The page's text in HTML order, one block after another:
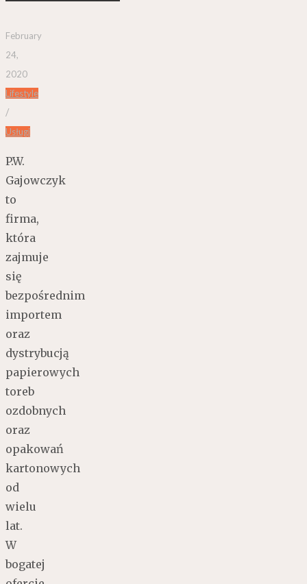
February
24,
2020
Lifestyle
/
Usługi
P.W.
Gajowczyk
to
firma,
która
zajmuje
się
bezpośrednim
importem
oraz
dystrybucją
papierowych
toreb
ozdobnych
oraz
opakowań
kartonowych
od
wielu
lat.
W
bogatej